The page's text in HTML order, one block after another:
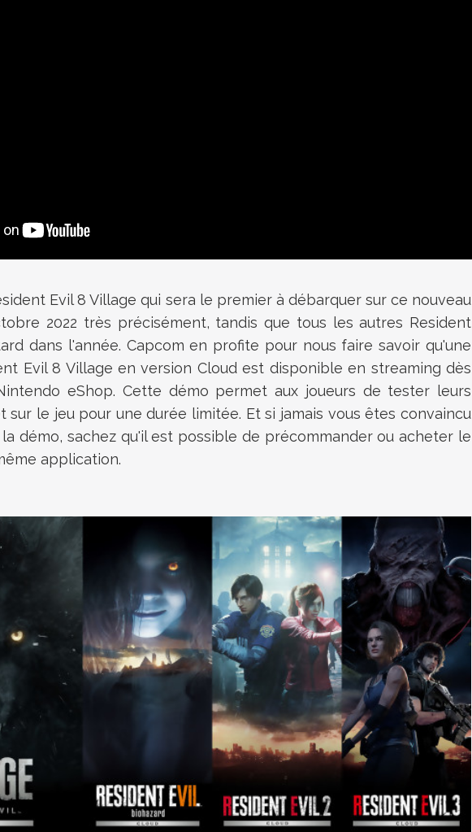
Evil 8 Village qui sera le premier à débarquer sur ce nouveau
2022 très précisément, tandis que tous les autres Resident
dans l'année. Capcom en profite pour nous faire savoir qu'une
Evil 8 Village en version Cloud est disponible en streaming dès
eShop. Cette démo permet aux joueurs de tester leurs
sur le jeu pour une durée limitée. Et si jamais vous êtes convaincu
démo, sachez qu'il est possible de précommander ou acheter le
application.